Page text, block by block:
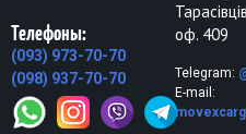
оф. 409
Telegram:
E-mail:
Телефоны:
(093) 973-70-70
(098) 937-70-70